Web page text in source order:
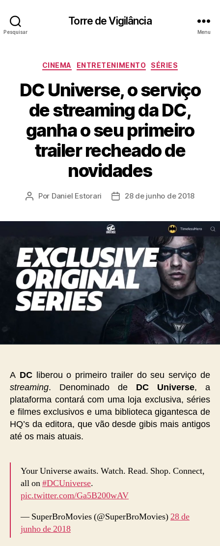
Pesquisar
Torre de Vigilância
Menu
Categorias
CINEMA ENTRETENIMENTO SÉRIES
DC Universe, o serviço
de streaming da DC,
ganha o seu primeiro
trailer recheado de
novidades
Autor
Por Daniel Estorari
Data28 de junho de 2018
A DCliberou o primeiro trailer do seu serviço de
streaming. Denominado de DC Universe, a
plataforma contará com uma loja exclusiva, séries
e filmes exclusivos e uma biblioteca gigantesca de
HQ’s da editora, que vão desde gibis mais antigos
até os mais atuais.
Your Universe awaits. Watch. Read. Shop. Connect,
all on#DCUniverse.
pic.twitter.com/Ga5B200wAV
— SuperBroMovies (@SuperBroMovies)28 de
junho de 2018